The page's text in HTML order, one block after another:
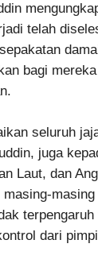
telah
bagi
seluruh
juga
Laut, dan
dari